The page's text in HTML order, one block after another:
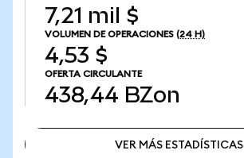
7,21 mil $
VOLUMEN DE OPERACIONES (24 H)
4,53 $
OFERTA CIRCULANTE
438,44 BZon
VER MÁS ESTADÍSTICAS